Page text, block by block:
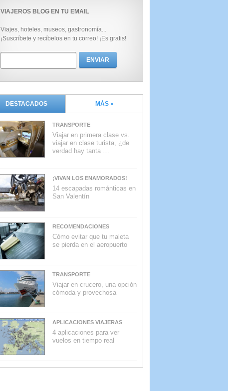
VIAJEROS BLOG EN TU EMAIL
Viajes, hoteles, museos, gastronomía...
¡Suscríbete y recíbelos en tu correo! ¡Es gratis!
DESTACADOS MÁS »
TRANSPORTE
Viajar en primera clase vs.
viajar en clase turista, ¿de
verdad hay tanta …
¡VIVAN LOS ENAMORADOS!
14 escapadas románticas en
San Valentín
RECOMENDACIONES
Cómo evitar que tu maleta
se pierda en el aeropuerto
TRANSPORTE
Viajar en crucero, una opción
cómoda y provechosa
APLICACIONES VIAJERAS
4 aplicaciones para ver
vuelos en tiempo real